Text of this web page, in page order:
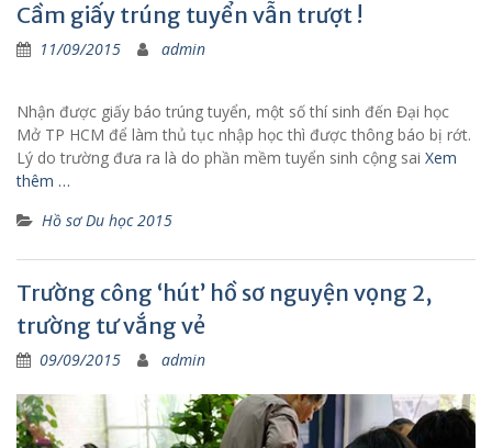
Cầm giấy trúng tuyển vẫn trượt !
11/09/2015 admin
Nhận được giấy báo trúng tuyển, một số thí sinh đến Đại học
Mở TP HCM để làm thủ tục nhập học thì được thông báo bị rớt.
Lý do trường đưa ra là do phần mềm tuyển sinh cộng sai Xem
thêm …
Hồ sơ Du học 2015
Trường công ‘hút’ hồ sơ nguyện vọng 2,
trường tư vắng vẻ
09/09/2015 admin